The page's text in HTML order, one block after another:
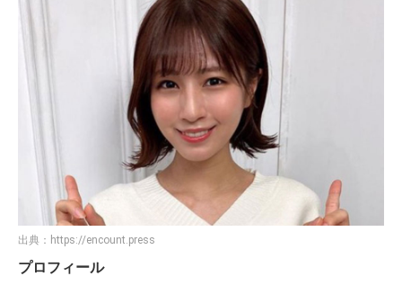
出典： https://encount.press
プロフィール